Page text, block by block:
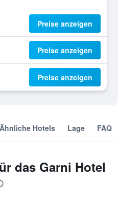
Preise anzeigen
Preise anzeigen
Preise anzeigen
Ähnliche Hotels Lage FAQ
das Garni Hotel